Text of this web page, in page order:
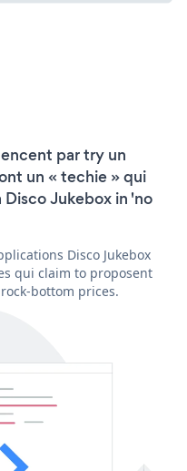
par try un
un « techie » qui
Jukebox in 'no
Disco Jukebox
qui claim to proposent
bottom prices.